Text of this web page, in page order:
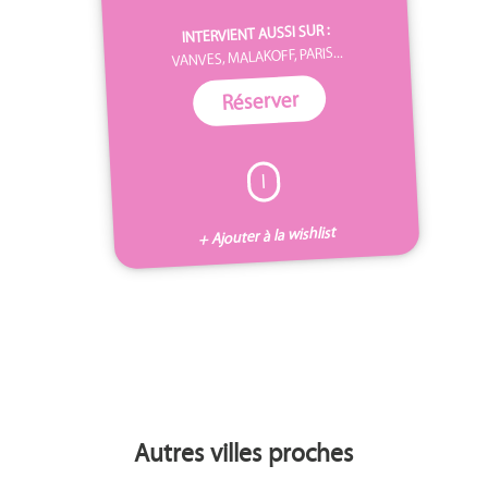
INTERVIENT AUSSI SUR :
VANVES, MALAKOFF, PARIS...
Réserver
I
+ Ajouter à la wishlist
Autres villes proches